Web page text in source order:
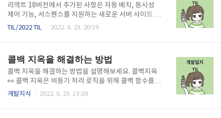
[3, 12] 2 5 [1, 10] 입출력 예 설명 입출력 예 #1 위의
설명과 같습니다. 입출력 예 #2 자연수 2와 5의 최대공
약수는 1, 최소공배수는 10이므로 [1, 10]을 리턴해야
합니다. 문제풀이 최대 공약수 : 두 수 A와 B의 공통된
리액트 18버전에서 추가된 사항은 자동 배치, 동시성
제어 기능, 서스펜스를 지원하는 새로운 서버 사이드 렌
더링 아키텍처입니다. 1️⃣ 자동배치 (Automatic Batc
r(, container); // React 18 const root = ReactD
OM.createRoot(container); root.render(); 이 변
경은 단순하게 인터페이스만 바뀌는 것이 아닙니다. 기
존의 render 함수는, 컴포넌트 트리를 React 17과 그
이전의 동작과 동일한 방식으로 동작합니다. 새로운 cr
TIL/2022 TIL 2022. 6. 23. 20:59
콜백 지옥을 해결하는 방법
콜백 지옥을 해결하는 방법을 설명해보세요. 콜백지옥
👀 콜백 지옥은 비동기 처리 로직을 위해 콜백 함수를
연속해서 사용할 때 발생하는 문제입니다. 콜백함수를
개발지식 2022. 6. 23. 13:38